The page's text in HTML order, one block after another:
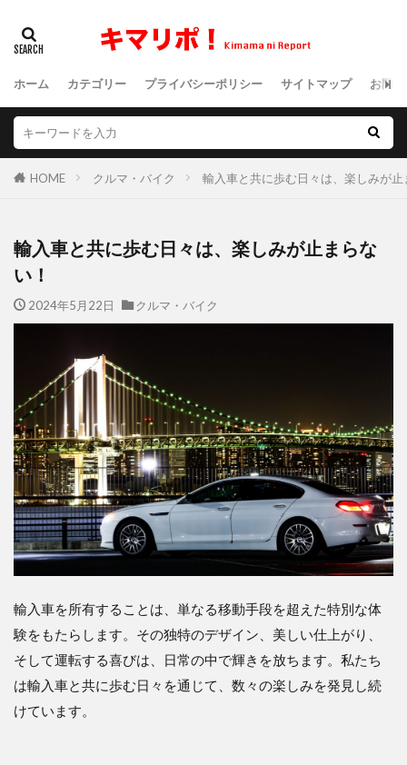
ホーム カテゴリー プライバシーポリシー サイトマップ お問
HOME クルマ・バイク 輸入車と共に歩む日々は、楽しみが止
輸入車と共に歩む日々は、楽しみが止まらな
い！
2024年5月22日 クルマ・バイク
輸入車を所有することは、単なる移動手段を超えた特別な体
験をもたらします。その独特のデザイン、美しい仕上がり、
そして運転する喜びは、日常の中で輝きを放ちます。私たち
は輸入車と共に歩む日々を通じて、数々の楽しみを発見し続
けています。